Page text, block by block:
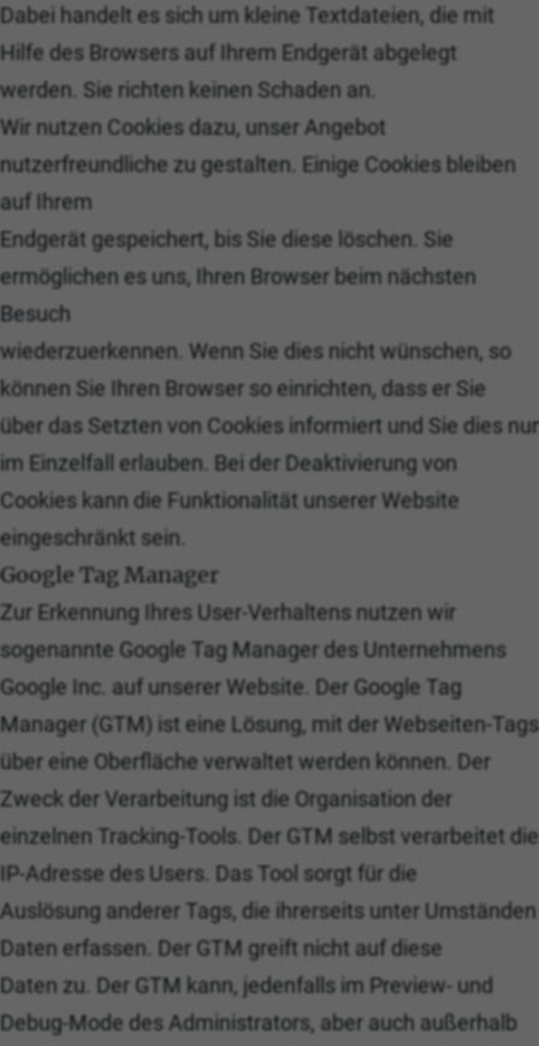
Dabei handelt es sich um kleine Textdateien, die mit
Hilfe des Browsers auf Ihrem Endgerät abgelegt
werden. Sie richten keinen Schaden an.
Wir nutzen Cookies dazu, unser Angebot
nutzerfreundliche zu gestalten. Einige Cookies bleiben
auf Ihrem
Endgerät gespeichert, bis Sie diese löschen. Sie
ermöglichen es uns, Ihren Browser beim nächsten
Besuch
wiederzuerkennen. Wenn Sie dies nicht wünschen, so
können Sie Ihren Browser so einrichten, dass er Sie
über das Setzten von Cookies informiert und Sie dies nur
im Einzelfall erlauben. Bei der Deaktivierung von
Cookies kann die Funktionalität unserer Website
eingeschränkt sein.
Google Tag Manager
Zur Erkennung Ihres User-Verhaltens nutzen wir
sogenannte Google Tag Manager des Unternehmens
Google Inc. auf unserer Website. Der Google Tag
Manager (GTM) ist eine Lösung, mit der Webseiten-Tags
über eine Oberfläche verwaltet werden können. Der
Zweck der Verarbeitung ist die Organisation der
einzelnen Tracking-Tools. Der GTM selbst verarbeitet die
IP-Adresse des Users. Das Tool sorgt für die
Auslösung anderer Tags, die ihrerseits unter Umständen
Daten erfassen. Der GTM greift nicht auf diese
Daten zu. Der GTM kann, jedenfalls im Preview- und
Debug-Mode des Administrators, aber auch außerhalb